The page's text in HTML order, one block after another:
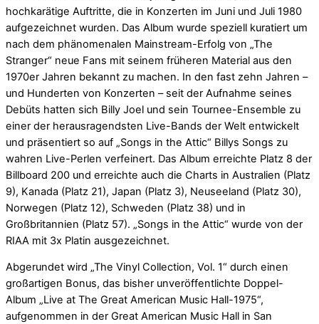
hochkarätige Auftritte, die in Konzerten im Juni und Juli 1980
aufgezeichnet wurden. Das Album wurde speziell kuratiert um
nach dem phänomenalen Mainstream-Erfolg von „The
Stranger“ neue Fans mit seinem früheren Material aus den
1970er Jahren bekannt zu machen. In den fast zehn Jahren –
und Hunderten von Konzerten – seit der Aufnahme seines
Debüts hatten sich Billy Joel und sein Tournee-Ensemble zu
einer der herausragendsten Live-Bands der Welt entwickelt
und präsentiert so auf „Songs in the Attic“ Billys Songs zu
wahren Live-Perlen verfeinert. Das Album erreichte Platz 8 der
Billboard 200 und erreichte auch die Charts in Australien (Platz
9), Kanada (Platz 21), Japan (Platz 3), Neuseeland (Platz 30),
Norwegen (Platz 12), Schweden (Platz 38) und in
Großbritannien (Platz 57). „Songs in the Attic“ wurde von der
RIAA mit 3x Platin ausgezeichnet.
Abgerundet wird „The Vinyl Collection, Vol. 1“ durch einen
großartigen Bonus, das bisher unveröffentlichte Doppel-
Album „Live at The Great American Music Hall-1975“,
aufgenommen in der Great American Music Hall in San